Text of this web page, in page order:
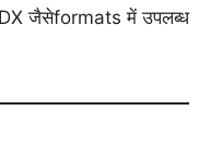
जैसेformats में उपलब्ध